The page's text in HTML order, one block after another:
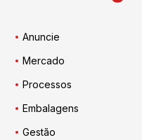
Anuncie
Mercado
Processos
Embalagens
Gestão